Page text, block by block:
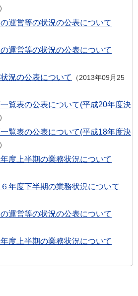
運営等の状況の公表について
運営等の状況の公表について
況の公表について
2013年09月25
覧表の公表について(平成20年度決
覧表の公表について(平成18年度決
度上半期の業務状況について
年度下半期の業務状況について
運営等の状況の公表について
度上半期の業務状況について